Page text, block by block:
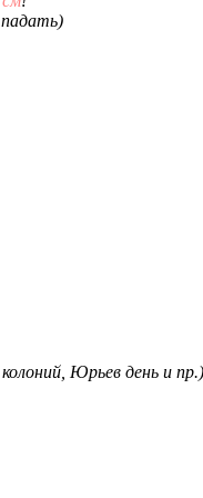
Юрьев день и